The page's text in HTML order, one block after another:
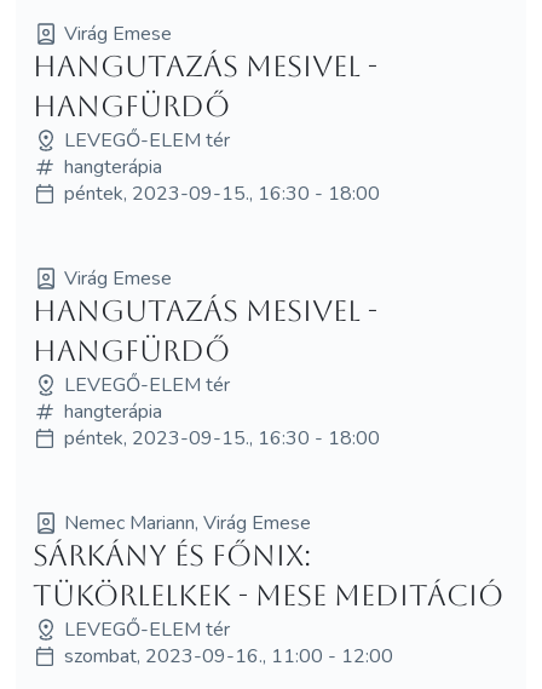
Virág Emese
Hangutazás Mesivel -
HANGFÜRDŐ
LEVEGŐ-ELEM tér
hangterápia
péntek, 2023-09-15., 16:30 - 18:00
Virág Emese
Hangutazás Mesivel -
HANGFÜRDŐ
LEVEGŐ-ELEM tér
hangterápia
péntek, 2023-09-15., 16:30 - 18:00
Nemec Mariann, Virág Emese
Sárkány és Főnix:
Tükörlelkek - MESE MEDITÁCIÓ
LEVEGŐ-ELEM tér
szombat, 2023-09-16., 11:00 - 12:00